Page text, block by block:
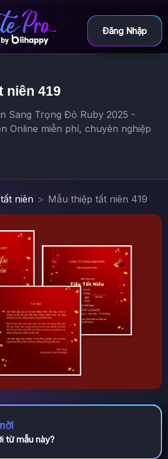
Đăng Nhập
niên 419
Sang Trọng Đỏ Ruby 2025 -
Online miễn phí, chuyên nghiệp
niên Mẫu thiệp tất niên 419
từ mẫu này?